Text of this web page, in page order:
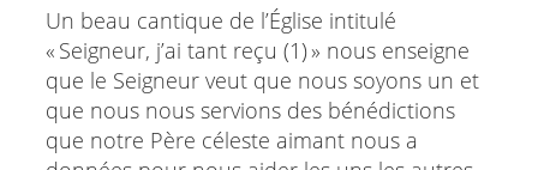
Un beau cantique de l’Église intitulé
« Seigneur, j’ai tant reçu (1) » nous enseigne
que le Seigneur veut que nous soyons un et
que nous nous servions des bénédictions
que notre Père céleste aimant nous a